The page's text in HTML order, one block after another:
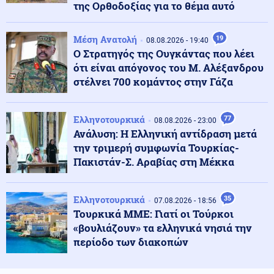
Κοινωνία
«Τι άλλο θα δούμε;»: Ελικόπτερο προσγειώθηκε στο
Σαρακήνικο για να κάνουν μπάνιο οι επιβάτες του
(βίντεο)
09.08.2026 - 13:00
ΔΙΕΘΝΕΣ ΣΟΚ! Από το Ισραήλ θα έρθει το πρώτο μη
επανδρωμένο μαχητικό αεροσκάφος στον κόσμο
Κοινωνία 09.08.2026 - 12:53
Λουτράκι: 75χρονος βρέθηκε νεκρός δίπλα σε κάδους
απορριμμάτων
Ένοπλες Συρράξεις 09.08.2026 - 12:46
Ρωσικές επιθέσεις σε δύο διυλιστήρια – Τρεις νεκροί
στο Μπέλγκοροντ από ουκρανικό drone
της Ορθοδοξίας για το θέμα αυτό
Μέση Ανατολή 08.08.2026 - 19:40 19
Ο Στρατηγός της Ουγκάντας που λέει
ότι είναι απόγονος του Μ. Αλέξανδρου
στέλνει 700 κομάντος στην Γάζα
Ελληνοτουρκικά 08.08.2026 - 23:00 77
Ανάλυση: Η Ελληνική αντίδραση μετά
την τριμερή συμφωνία Τουρκίας-
Πακιστάν-Σ. Αραβίας στη Μέκκα
Ελληνοτουρκικά 07.08.2026 - 18:56 35
Τουρκικά ΜΜΕ: Γιατί οι Τούρκοι
«βουλιάζουν» τα ελληνικά νησιά την
περίοδο των διακοπών